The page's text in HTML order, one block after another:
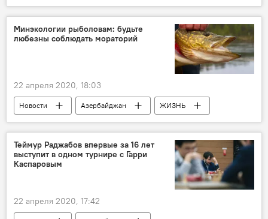
Россия
МИД АР
Минэкологии рыболовам: будьте
любезны соблюдать мораторий
22 апреля 2020, 18:03
Новости Азербайджан
ЖИЗНЬ
Экономика
рыба
запрет
улов
Министерство экологии и природных ресурсов АР
Теймур Раджабов впервые за 16 лет
выступит в одном турнире с Гарри
Каспаровым
22 апреля 2020, 17:42